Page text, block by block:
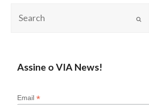
Assine o VIA News!
Email *